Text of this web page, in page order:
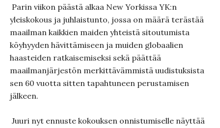
Parin viikon päästä alkaa New Yorkissa YK:n
yleiskokous ja juhlaistunto, jossa on määrä terästää
maailman kaikkien maiden yhteistä sitoutumista
köyhyyden hävittämiseen ja muiden globaa­lien
haasteiden ratkai­semiseksi sekä päättää
maailmanjärjestön merkittävämmistä uudis­tuksista
sen 60 vuotta sitten tapahtuneen perustamisen
jälkeen.
Juuri nyt ennuste kokouksen onnistumiselle näyttää